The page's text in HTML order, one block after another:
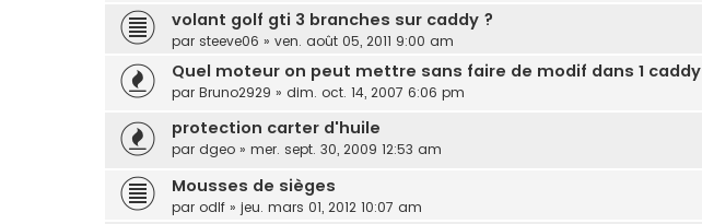
volant golf gti 3 branches sur caddy ?
par steeve06 » ven. août 05, 2011 9:00 am
Quel moteur on peut mettre sans faire de modif dans 1 caddy
par Bruno2929 » dim. oct. 14, 2007 6:06 pm
protection carter d'huile
par dgeo » mer. sept. 30, 2009 12:53 am
Mousses de sièges
par odlf » jeu. mars 01, 2012 10:07 am